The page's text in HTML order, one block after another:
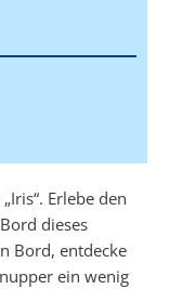
Erlebe den
dieses
Bord, entdecke
ein wenig